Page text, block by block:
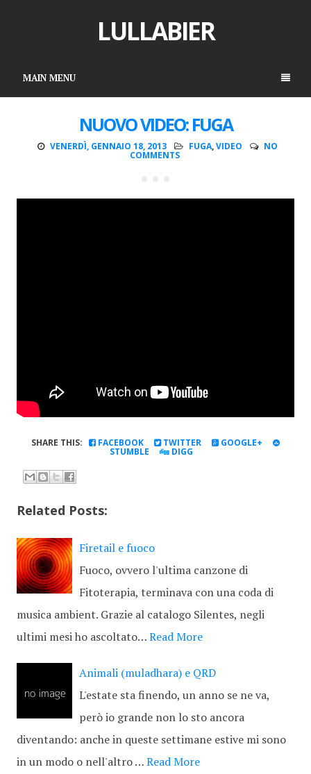
LULLABIER
MAIN MENU
NUOVO VIDEO: FUGA
VENERDÌ, GENNAIO 18, 2013 FUGA,VIDEO NO
COMMENTS
SHARE THIS: FACEBOOK TWITTER GOOGLE+
STUMBLE DIGG
Related Posts:
Firetail e fuoco
Fuoco, ovvero l'ultima canzone di
Fitoterapia, terminava con una coda di
musica ambient. Grazie al catalogo Silentes, negli
ultimi mesi ho ascoltato…Read More
Animali (muladhara) e QRD
L'estate sta finendo, un anno se ne va,
però io grande non lo sto ancora
diventando: anche in queste settimane estive mi sono
in un modo o nell'altro …Read More